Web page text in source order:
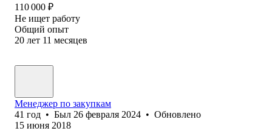
110 000 ₽
Не ищет работу
Общий опыт
20 лет 11 месяцев
Менеджер по закупкам
41 год • Был 26 февраля 2024 • Обновлено
15 июня 2018